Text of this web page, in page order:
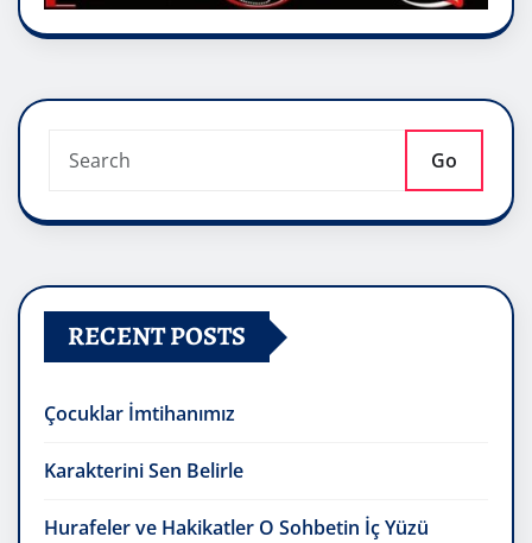
Go
RECENT POSTS
Çocuklar İmtihanımız
Karakterini Sen Belirle
Hurafeler ve Hakikatler O Sohbetin İç Yüzü